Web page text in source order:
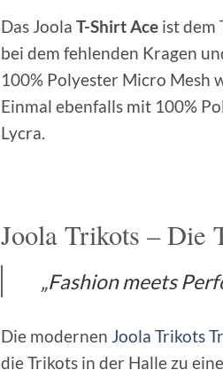
Das Joola T-Shirt Ace ist dem
bei dem fehlenden Kragen
100% Polyester Micro Mesh
Einmal ebenfalls mit 100%
Lycra.
Joola Trikots – Die
„Fashion meets
Die modernen Joola Trikots
die Trikots in der Halle zu